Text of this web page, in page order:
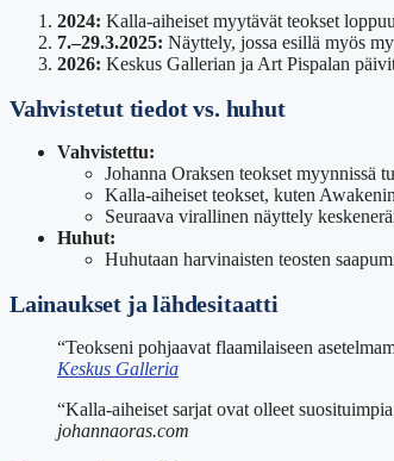
2024: Kalla-aiheiset myytävät teokset
7.–29.3.2025: Näyttely, jossa esillä myös
2026: Keskus Gallerian ja Art Pispalan
Vahvistetut tiedot vs. huhut
Vahvistettu:
Johanna Oraksen teokset myynnissä
Kalla-aiheiset teokset, kuten
Seuraava virallinen näyttely
Huhut:
Huhutaan harvinaisten teosten
Lainaukset ja lähdesitaatti
“Teokseni pohjaavat flaamilaiseen
Keskus Galleria
“Kalla-aiheiset sarjat ovat olleet
johannaoras.com